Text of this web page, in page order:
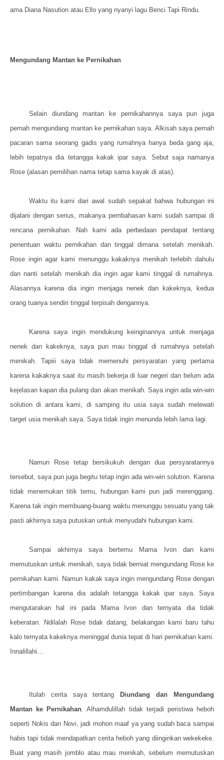
ama Diana Nasution atau Ello yang nyanyi lagu Benci Tapi Rindu.
Mengundang Mantan ke Pernikahan
Selain diundang mantan ke pernikahannya saya pun juga
pernah mengundang mantan ke pernikahan saya. Alkisah saya pernah
pacaran sama seorang gadis yang rumahnya hanya beda gang aja,
lebih tepatnya dia tetangga kakak ipar saya. Sebut saja namanya
Rose (alasan pemilihan nama tetap sama kayak di atas).
Waktu itu kami dari awal sudah sepakat bahwa hubungan ini
dijalani dengan serius, makanya pembahasan kami sudah sampai di
rencana pernikahan. Nah kami ada perbedaan pendapat tentang
penentuan waktu pernikahan dan tinggal dimana setelah menikah.
Rose ingin agar kami menunggu kakaknya menikah terlebih dahulu
dan nanti setelah menikah dia ingin agar kami tinggal di rumahnya.
Alasannya karena dia ingin menjaga nenek dan kakeknya, kedua
orang tuanya sendiri tinggal terpisah dengannya.
Karena saya ingin mendukung keinginannya untuk menjaga
nenek dan kakeknya, saya pun mau tinggal di rumahnya setelah
menikah. Tapiii saya tidak memenuhi persyaratan yang pertama
karena kakaknya saat itu masih bekerja di luar negeri dan belum ada
kejelasan kapan dia pulang dan akan menikah. Saya ingin ada win-win
solution di antara kami, di samping itu usia saya sudah melewati
target usia menikah saya. Saya tidak ingin menunda lebih lama lagi.
Namun Rose tetap bersikukuh dengan dua persyaratannya
tersebut, saya pun juga begitu tetap ingin ada win-win solution. Karena
tidak menemukan titik temu, hubungan kami pun jadi merenggang.
Karena tak ingin membuang-buang waktu menunggu sesuatu yang tak
pasti akhirnya saya putuskan untuk menyudahi hubungan kami.
Sampai akhirnya saya bertemu Mama Ivon dan kami
memutuskan untuk menikah, saya tidak berniat mengundang Rose ke
pernikahan kami. Namun kakak saya ingin mengundang Rose dengan
pertimbangan karena dia adalah tetangga kakak ipar saya. Saya
mengutarakan hal ini pada Mama Ivon dan ternyata dia tidak
keberatan. Ndilalah Rose tidak datang, belakangan kami baru tahu
kalo ternyata kakeknya meninggal dunia tepat di hari pernikahan kami.
Innalillahi…
Itulah cerita saya tentang
Diundang dan Mengundang
Mantan ke Pernikahan. Alhamdulillah tidak terjadi peristiwa heboh
seperti Nokis dan Novi, jadi mohon maaf ya yang sudah baca sampai
habis tapi tidak mendapatkan cerita heboh yang diinginkan wekekeke.
Buat yang masih jomblo atau mau menikah, sebelum memutuskan